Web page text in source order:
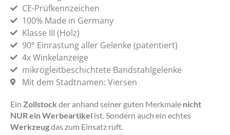
CE-Prüfkennzeichen
100% Made in Germany
Klasse III (Holz)
90° Einrastung aller Gelenke (patentiert)
4x Winkelanzeige
mikrogleitbeschichtete Bandstahlgelenke
Mit dem Stadtnamen: Viersen
Ein Zollstock der anhand seiner guten Merkmale nicht
NUR ein Werbeartikel ist. Sondern auch ein echtes
Werkzeugdas zum Einsatz ruft.